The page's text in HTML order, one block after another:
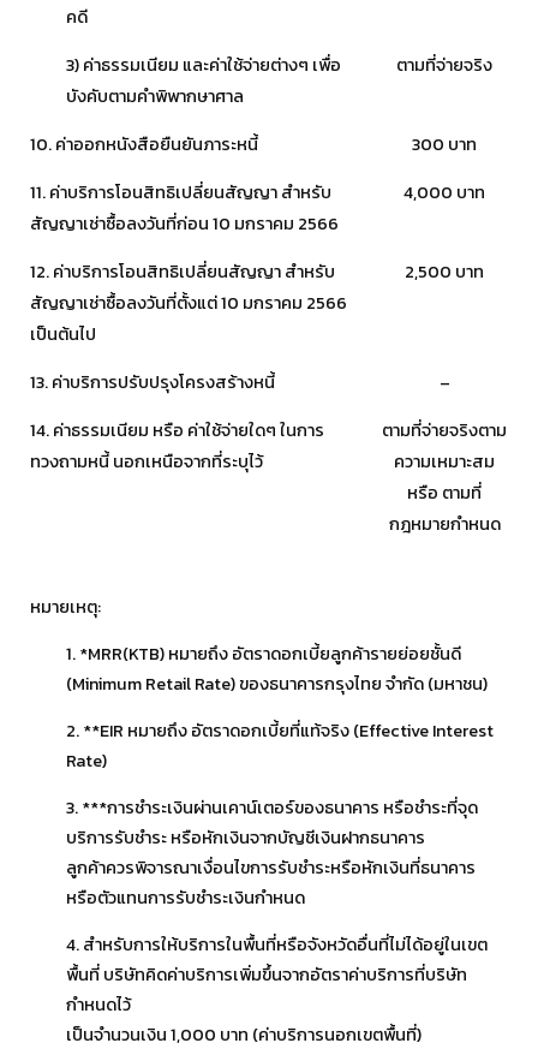
คดี
3) ค่าธรรมเนียม และค่าใช้จ่ายต่างๆ เพื่อ
บังคับตามคำพิพากษาศาล
ตามที่จ่ายจริง
10. ค่าออกหนังสือยืนยันภาระหนี้
300 บาท
11. ค่าบริการโอนสิทธิเปลี่ยนสัญญา สำหรับ
สัญญาเช่าซื้อลงวันที่ก่อน 10 มกราคม 2566
4,000 บาท
12. ค่าบริการโอนสิทธิเปลี่ยนสัญญา สำหรับ
สัญญาเช่าซื้อลงวันที่ตั้งแต่ 10 มกราคม 2566
เป็นต้นไป
2,500 บาท
13. ค่าบริการปรับปรุงโครงสร้างหนี้
–
14. ค่าธรรมเนียม หรือ ค่าใช้จ่ายใดๆ ในการ
ทวงถามหนี้ นอกเหนือจากที่ระบุไว้
ตามที่จ่ายจริงตาม
ความเหมาะสม
หรือ ตามที่
กฎหมายกำหนด
หมายเหตุ:
1. *MRR(KTB) หมายถึง อัตราดอกเบี้ยลูกค้ารายย่อยชั้นดี
(Minimum Retail Rate) ของธนาคารกรุงไทย จำกัด (มหาชน)
2. **EIR หมายถึง อัตราดอกเบี้ยที่แท้จริง (Effective Interest
Rate)
3. ***การชำระเงินผ่านเคาน์เตอร์ของธนาคาร หรือชำระที่จุด
บริการรับชำระ หรือหักเงินจากบัญชีเงินฝากธนาคาร
ลูกค้าควรพิจารณาเงื่อนไขการรับชำระหรือหักเงินที่ธนาคาร
หรือตัวแทนการรับชำระเงินกำหนด
4. สำหรับการให้บริการในพื้นที่หรือจังหวัดอื่นที่ไม่ได้อยู่ในเขต
พื้นที่ บริษัทคิดค่าบริการเพิ่มขึ้นจากอัตราค่าบริการที่บริษัท
กำหนดไว้
เป็นจำนวนเงิน 1,000 บาท (ค่าบริการนอกเขตพื้นที่)